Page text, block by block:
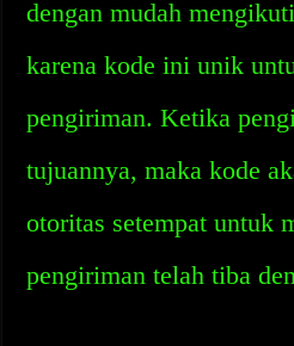
dengan mudah
karena kode ini unik
pengiriman. Ketika
tujuannya, maka kode
otoritas setempat untuk
pengiriman telah tiba